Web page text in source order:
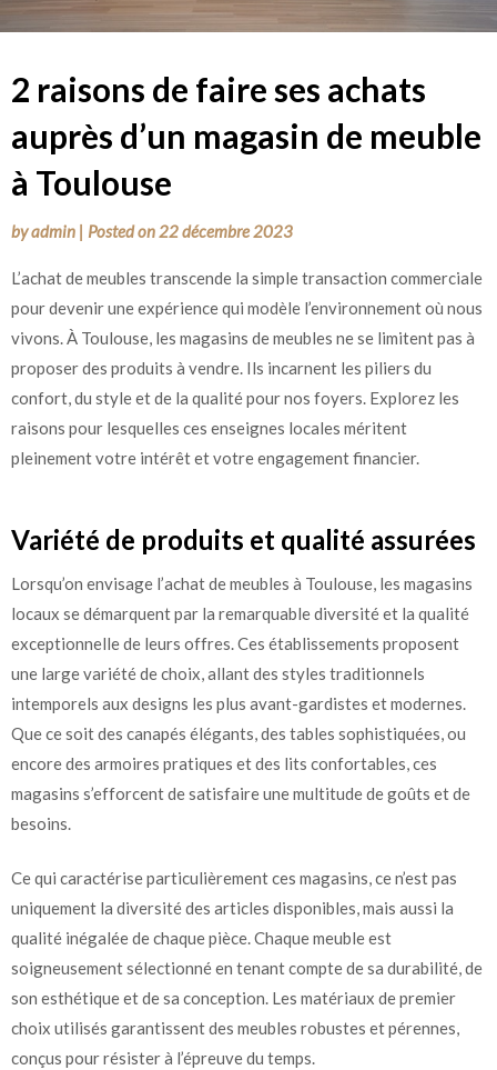
2 raisons de faire ses achats
auprès d’un magasin de meuble
à Toulouse
byadmin Posted on22 décembre 2023
L’achat de meubles transcende la simple transaction commerciale
pour devenir une expérience qui modèle l’environnement où nous
vivons. À Toulouse, les magasins de meubles ne se limitent pas à
proposer des produits à vendre. Ils incarnent les piliers du
confort, du style et de la qualité pour nos foyers. Explorez les
raisons pour lesquelles ces enseignes locales méritent
pleinement votre intérêt et votre engagement financier.
Variété de produits et qualité assurées
Lorsqu’on envisage l’achat de meubles à Toulouse, les magasins
locaux se démarquent par la remarquable diversité et la qualité
exceptionnelle de leurs offres. Ces établissements proposent
une large variété de choix, allant des styles traditionnels
intemporels aux designs les plus avant-gardistes et modernes.
Que ce soit des canapés élégants, des tables sophistiquées, ou
encore des armoires pratiques et des lits confortables, ces
magasins s’efforcent de satisfaire une multitude de goûts et de
besoins.
Ce qui caractérise particulièrement ces magasins, ce n’est pas
uniquement la diversité des articles disponibles, mais aussi la
qualité inégalée de chaque pièce. Chaque meuble est
soigneusement sélectionné en tenant compte de sa durabilité, de
son esthétique et de sa conception. Les matériaux de premier
choix utilisés garantissent des meubles robustes et pérennes,
conçus pour résister à l’épreuve du temps.